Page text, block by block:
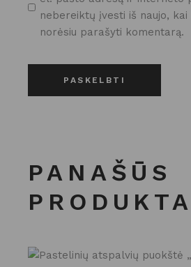
nebereiktų įvesti iš naujo,
norėsiu parašyti komentarą.
PASKELBTI
PANAŠŪS